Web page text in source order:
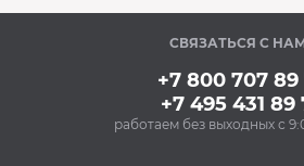
СВЯЗАТЬСЯ С
+7 800 707 89
+7 495 431 89
работаем без выходных с